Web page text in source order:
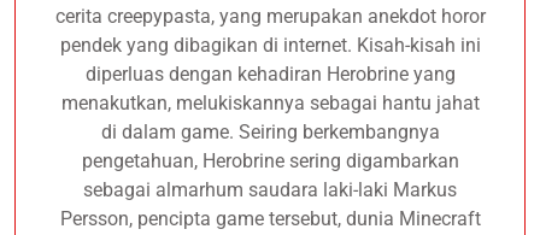
cerita creepypasta, yang merupakan anekdot horor
pendek yang dibagikan di internet. Kisah-kisah ini
diperluas dengan kehadiran Herobrine yang
menakutkan, melukiskannya sebagai hantu jahat
di dalam game. Seiring berkembangnya
pengetahuan, Herobrine sering digambarkan
sebagai almarhum saudara laki-laki Markus
Persson, pencipta game tersebut, dunia Minecraft